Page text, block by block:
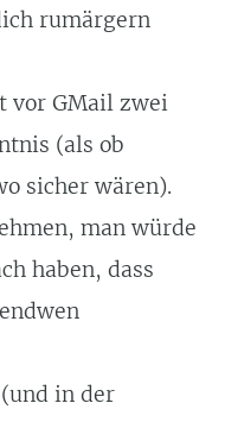
rumärgern
vor GMail zwei
(als ob
sicher wären).
man würde
haben, dass
in der